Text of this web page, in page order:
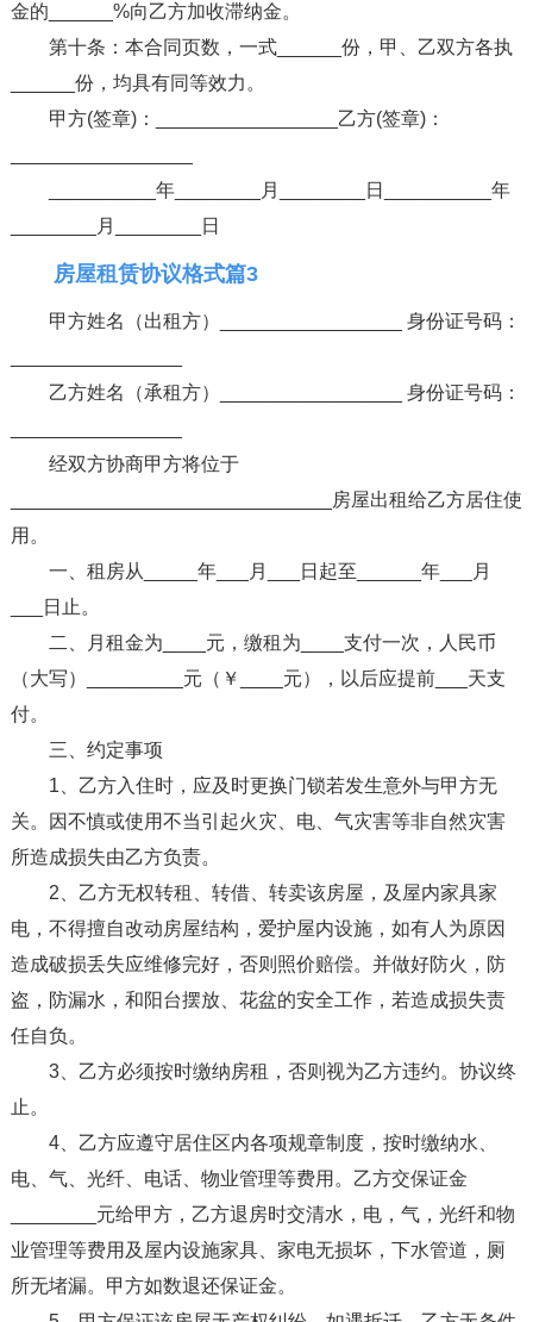
金的______%向乙方加收滞纳金。
第十条：本合同页数，一式______份，甲、乙双方各执
______份，均具有同等效力。
甲方(签章)：_________________乙方(签章)：
__________年________月________日__________年
________月________日
房屋租赁协议格式篇3
甲方姓名（出租方）_________________ 身份证号码：
乙方姓名（承租方）_________________ 身份证号码：
经双方协商甲方将位于
______________________________房屋出租给乙方居住使
用。
一、租房从_____年___月___日起至______年___月
___日止。
二、月租金为____元，缴租为____支付一次，人民币
（大写）_________元（￥____元），以后应提前___天支
付。
三、约定事项
1、乙方入住时，应及时更换门锁若发生意外与甲方无
关。因不慎或使用不当引起火灾、电、气灾害等非自然灾害
所造成损失由乙方负责。
2、乙方无权转租、转借、转卖该房屋，及屋内家具家
电，不得擅自改动房屋结构，爱护屋内设施，如有人为原因
造成破损丢失应维修完好，否则照价赔偿。并做好防火，防
盗，防漏水，和阳台摆放、花盆的安全工作，若造成损失责
任自负。
3、乙方必须按时缴纳房租，否则视为乙方违约。协议终
止。
4、乙方应遵守居住区内各项规章制度，按时缴纳水、
电、气、光纤、电话、物业管理等费用。乙方交保证金
________元给甲方，乙方退房时交清水，电，气，光纤和物
业管理等费用及屋内设施家具、家电无损坏，下水管道，厕
所无堵漏。甲方如数退还保证金。